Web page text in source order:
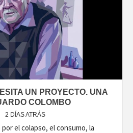
UN PROYECTO. UNA
COLOMBO
2 DÍAS ATRÁS
el colapso, el consumo, la